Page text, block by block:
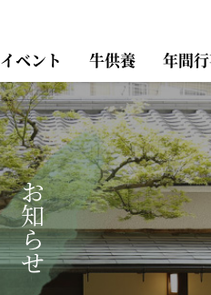
イベント 牛供養 年間
お知らせ